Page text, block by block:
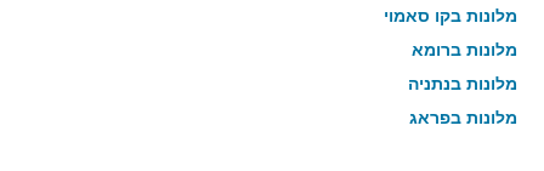
מלונות בקו סאמוי
מלונות ברומא
מלונות בנתניה
מלונות בפראג